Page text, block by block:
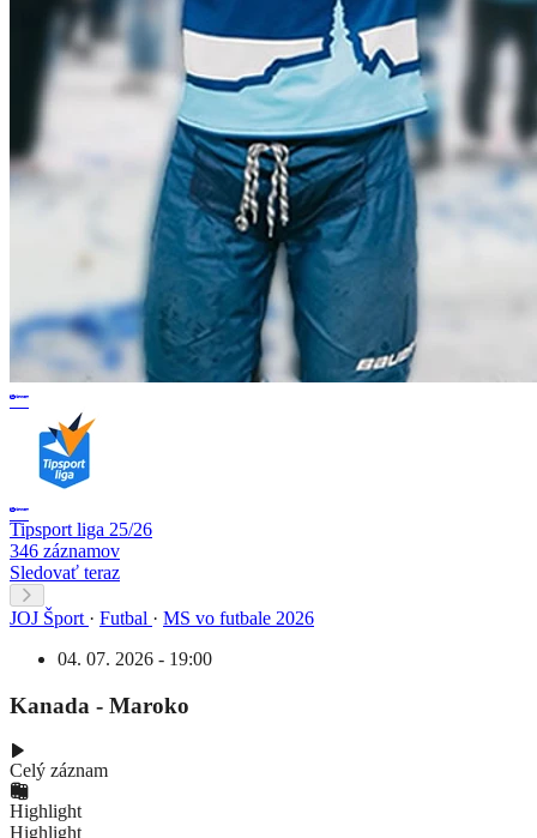
Tipsport liga 25/26
346 záznamov
Sledovať teraz
JOJ Šport · Futbal · MS vo futbale 2026
04. 07. 2026 - 19:00
Kanada - Maroko
Celý záznam
Highlight
Highlight